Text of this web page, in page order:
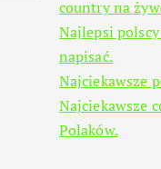
country na
Najlepsi
napisać.
Najciekawsze
Najciekawsze
Polaków.